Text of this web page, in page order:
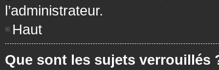
l’administrateur.
Haut
Que sont les sujets verrouillés